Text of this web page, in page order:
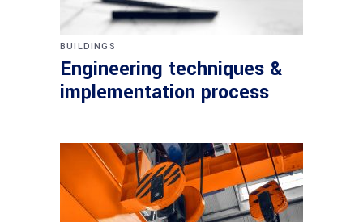
BUILDINGS
Engineering techniques &
implementation process